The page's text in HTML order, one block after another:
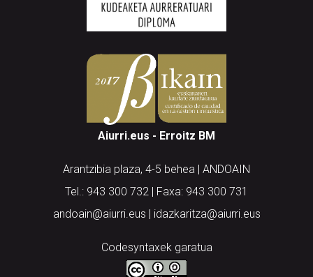
Aiurri.eus - Erroitz BM
Arantzibia plaza, 4-5 behea | ANDOAIN
Tel.: 943 300 732 | Faxa: 943 300 731
andoain@aiurri.eus | idazkaritza@aiurri.eus
Codesyntaxek garatua